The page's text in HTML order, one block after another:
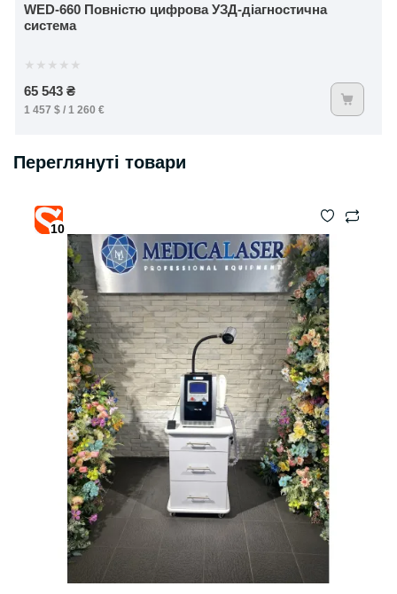
WED-660 Повністю цифрова УЗД-діагностична
система
★ ★ ★ ★ ★
65 543 ₴
1 457 $ / 1 260 €
Переглянуті товари
10